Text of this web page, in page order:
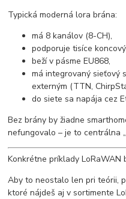
Typická moderná lora brána:
má 8 kanálov (8-CH),
podporuje tisíce
beží v pásme EU868,
má integrovaný sieťový
externým (TTN,
do siete sa napája cez
Bez brány by žiadne
nefungovalo – je to centrálna
Konkrétne príklady LoRaWAN
Aby to neostalo len pri teórii,
ktoré nájdeš aj v sortimente